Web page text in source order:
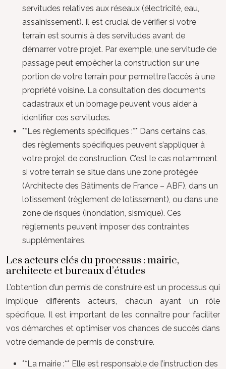
servitudes relatives aux réseaux (électricité, eau,
assainissement). Il est crucial de vérifier si votre
terrain est soumis à des servitudes avant de
démarrer votre projet. Par exemple, une servitude de
passage peut empêcher la construction sur une
portion de votre terrain pour permettre l’accès à une
propriété voisine. La consultation des documents
cadastraux et un bornage peuvent vous aider à
identifier ces servitudes.
**Les règlements spécifiques :** Dans certains cas,
des règlements spécifiques peuvent s’appliquer à
votre projet de construction. C’est le cas notamment
si votre terrain se situe dans une zone protégée
(Architecte des Bâtiments de France – ABF), dans un
lotissement (règlement de lotissement), ou dans une
zone de risques (inondation, sismique). Ces
règlements peuvent imposer des contraintes
supplémentaires.
Les acteurs clés du processus : mairie,
architecte et bureaux d’études
L’obtention d’un permis de construire est un processus qui
implique différents acteurs, chacun ayant un rôle
spécifique. Il est important de les connaître pour faciliter
vos démarches et optimiser vos chances de succès dans
votre demande de permis de construire.
**La mairie :** Elle est responsable de l’instruction des